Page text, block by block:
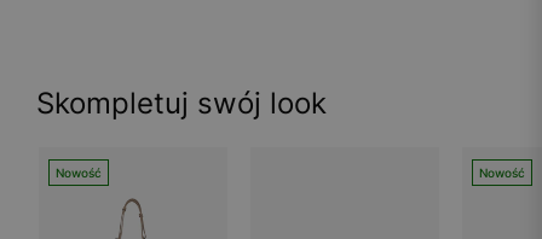
Skompletuj swój look
Nowość Nowość